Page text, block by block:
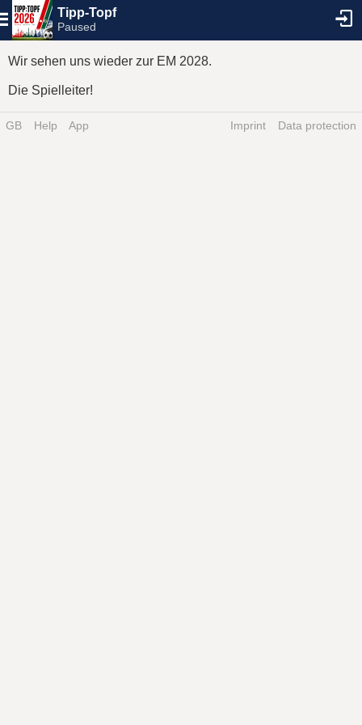
Tipp-Topf
Paused
Wir sehen uns wieder zur EM 2028.
Die Spielleiter!
GB Help App Imprint Data protection